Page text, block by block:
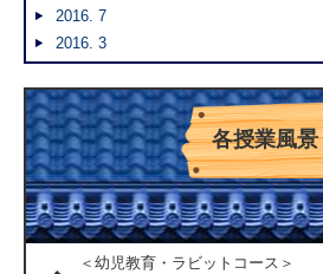
2016. 7
2016. 3
各授業風景
＜幼児教育・ラビットコース＞